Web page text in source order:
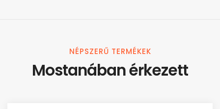
NÉPSZERŰ TERMÉKEK
Mostanában érkezett